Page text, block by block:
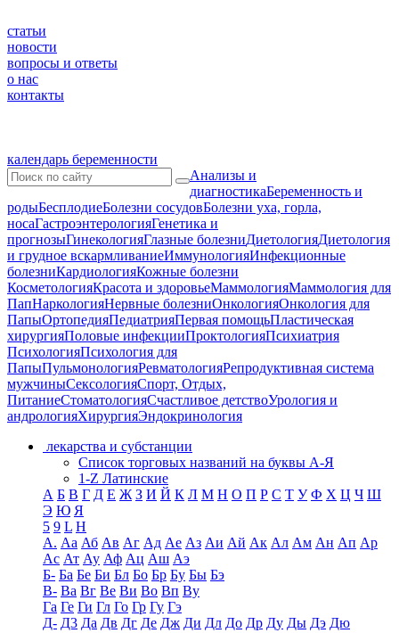
статьи
новости
вопросы и ответы
о нас
контакты
календарь беременности
Анализы и
диагностикаБеременность и
родыБесплодиеБолезни сосудовБолезни уха, горла,
носаГастроэнтерологияГенетика и
прогнозыГинекологияГлазные болезниДиетологияДиетология
и грудное вскармливаниеИммунологияИнфекционные
болезниКардиологияКожные болезни
КосметологияКрасота и здоровьеМаммологияМаммология для
ПапНаркологияНервные болезниОнкологияОнкология для
ПапыОртопедияПедиатрияПервая помощьПластическая
хирургияПоловые инфекцииПроктологияПсихиатрия
ПсихологияПсихология для
ПапыПульмонологияРевматологияРепродуктивная система
мужчиныСексологияСпорт, Отдых,
ПитаниеСтоматологияСчастливое детствоУрология и
андрологияХирургияЭндокринология
лекарства и субстанции
Список торговых названий на буквы А-Я
1-Z Латинские
А Б В Г Д Е Ж З И Й К Л М Н О П Р С Т У Ф Х Ц Ч Ш
Э Ю Я
5 9 L H
А. Аа Аб Ав Аг Ад Ае Аз Аи Ай Ак Ал Ам Ан Ап Ар
Ас Ат Ау Аф Ац Аш Аэ
Б- Ба Бе Би Бл Бо Бр Бу Бы Бэ
В- Ва Вг Ве Ви Во Вп Ву
Га Ге Ги Гл Го Гр Гу Гэ
Д- Д3 Да Дв Дг Де Дж Ди Дл До Др Ду Ды Дэ Дю